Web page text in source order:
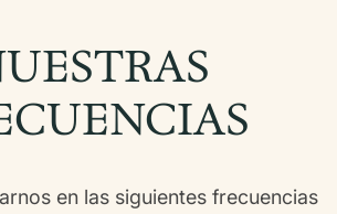
en las siguientes frecuencias